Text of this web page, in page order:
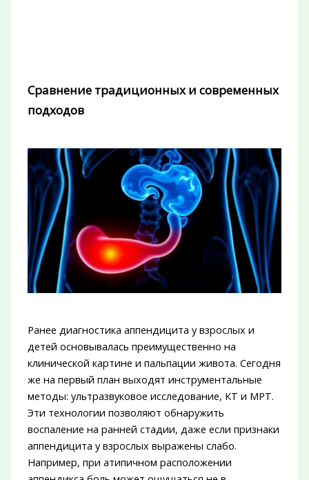
Сравнение традиционных и современных
подходов
Ранее диагностика аппендицита у взрослых и
детей основывалась преимущественно на
клинической картине и пальпации живота. Сегодня
же на первый план выходят инструментальные
методы: ультразвуковое исследование, КТ и МРТ.
Эти технологии позволяют обнаружить
воспаление на ранней стадии, даже если признаки
аппендицита у взрослых выражены слабо.
Например, при атипичном расположении